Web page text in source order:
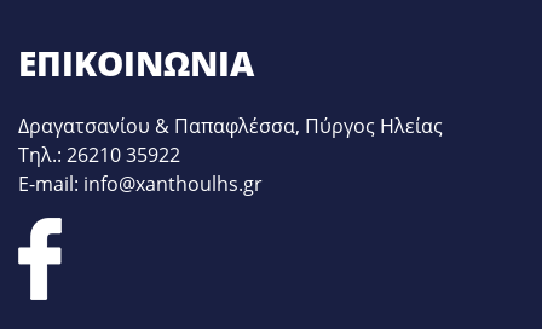
ΕΠΙΚΟΙΝΩΝΊΑ
Δραγατσανίου & Παπαφλέσσα, Πύργος Ηλείας
Τηλ.: 26210 35922
E-mail: info@xanthoulhs.gr